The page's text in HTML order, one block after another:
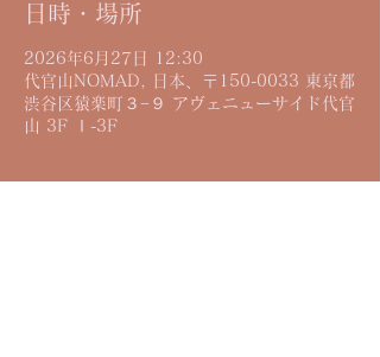
日時・場所
2026年6月27日 12:30
代官山NOMAD, 日本、〒150-0033 東京都
渋谷区猿楽町３−９ アヴェニューサイド代官
山 3F Ⅰ-3F